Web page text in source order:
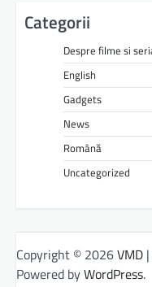
Categorii
Despre filme si
English
Gadgets
News
Română
Uncategorized
Copyright © 2026VMD
Powered byWordPress.